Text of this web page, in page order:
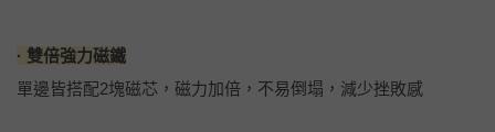
· 雙倍強力磁鐵
單邊皆搭配2塊磁芯，磁力加倍，不易倒塌，減少挫敗感